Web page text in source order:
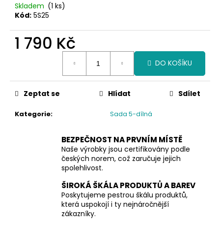
Skladem (1 ks)
Kód: 5S25
1 790 Kč
DO KOŠÍKU
Kategorie: Sada 5-dílná
Zeptat se Hlídat Sdílet
BEZPEČNOST NA PRVNÍM MÍSTĚ
Naše výrobky jsou certifikovány podle
českých norem, což zaručuje jejich
spolehlivost.
ŠIROKÁ ŠKÁLA PRODUKTŮ A BAREV
Poskytujeme pestrou škálu produktů,
která uspokojí i ty nejnáročnější
zákazníky.